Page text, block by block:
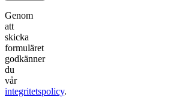
Genom
att
skicka
formuläret
godkänner
du
vår
integritetspolicy.